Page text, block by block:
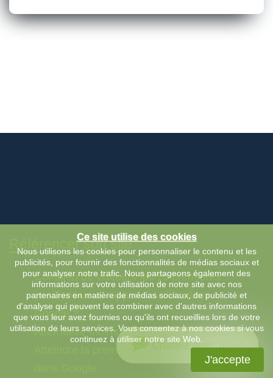
Référencer son site
Combien de visiteurs les 10 premières
positions vous rapportent-elles dans
Google ?
Alternative moins cher à Google Ads
Atteindre la première page des résultats
Chattez avec nous
Ce site utilise des cookies
Nous utilisons les cookies pour personnaliser le contenu et les
publicités, pour fournir des fonctionnalités de médias sociaux et
pour analyser notre trafic. Nous partageons également des
informations sur votre utilisation de notre site avec nos
partenaires en matière de médias sociaux, de publicité et
d'analyse qui peuvent les combiner avec d'autres informations
que vous leur avez fournies ou qu'ils ont recueillies lors de votre
utilisation de leurs services. Vous consentez à nos cookies si vous
continuez à utiliser notre site Web.
J'accepte